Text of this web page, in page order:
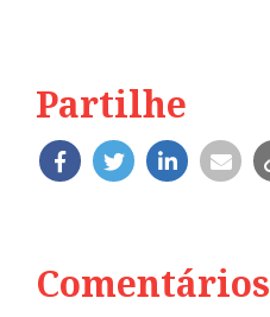
Partilhe
Comentários